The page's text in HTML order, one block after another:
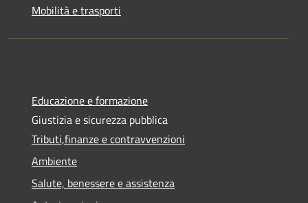
Mobilità e trasporti
Educazione e formazione
Giustizia e sicurezza pubblica
Tributi,finanze e contravvenzioni
Ambiente
Salute, benessere e assistenza